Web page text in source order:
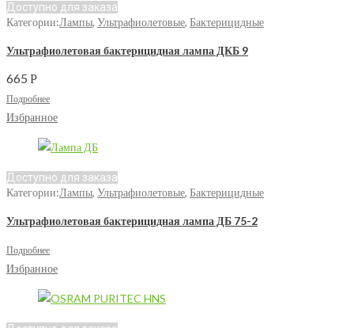
Доступно для заказа
Категории:Лампы, Ультрафиолетовые, Бактерицидные
Ультрафиолетовая бактерицидная лампа ДКБ 9
665 Р
Подробнее
Избранное
Доступно для заказа
Категории:Лампы, Ультрафиолетовые, Бактерицидные
Ультрафиолетовая бактерицидная лампа ДБ 75-2
Подробнее
Избранное